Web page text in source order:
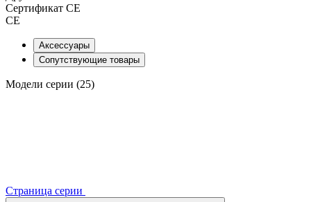
Сертификат CE
CE
Аксессуары
Сопутствующие товары
Модели серии (25)
Страница серии